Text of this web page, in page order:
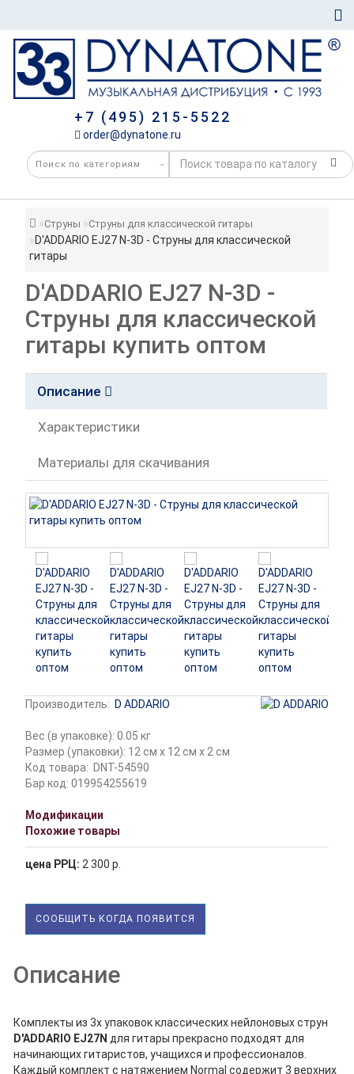
+7 (495) 215-5522
order@dynatone.ru
Струны Струны для классической гитары
D'ADDARIO EJ27 N-3D - Струны для классической
гитары
D'ADDARIO EJ27 N-3D -
Струны для классической
гитары купить оптом
Описание
Характеристики
Материалы для скачивания
Производитель: D ADDARIO
Вес (в упаковке): 0.05 кг
Размер (упаковки): 12 см x 12 см x 2 см
Код товара: DNT-54590
Бар код: 019954255619
Модификации
Похожие товары
цена РРЦ: 2 300 р.
СООБЩИТЬ КОГДА ПОЯВИТСЯ
Описание
Комплекты из 3х упаковок классических нейлоновых струн
D'ADDARIO EJ27N для гитары прекрасно подходят для
начинающих гитаристов, учащихся и профессионалов.
Каждый комплект с натяжением Normal содержит 3 верхних